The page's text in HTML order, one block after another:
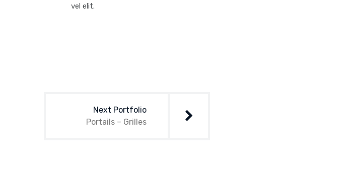
vel elit.
l’articleNext Portfolio
Portails – Grilles